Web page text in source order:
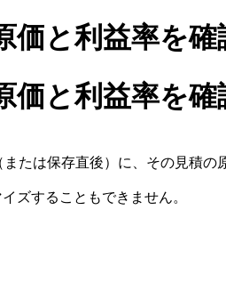
と利益率を
と利益率を
は保存直後）に、その見積の
ズすることもできません。